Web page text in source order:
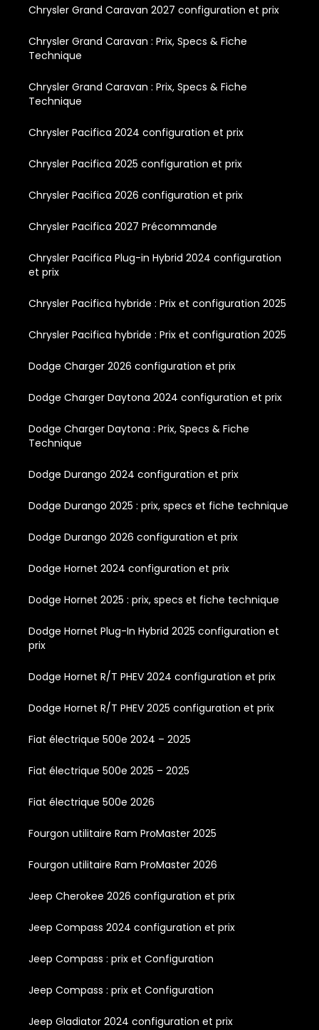
Chrysler Grand Caravan 2027 configuration et prix
Chrysler Grand Caravan : Prix, Specs & Fiche
Technique
Chrysler Grand Caravan : Prix, Specs & Fiche
Technique
Chrysler Pacifica 2024 configuration et prix
Chrysler Pacifica 2025 configuration et prix
Chrysler Pacifica 2026 configuration et prix
Chrysler Pacifica 2027 Précommande
Chrysler Pacifica Plug-in Hybrid 2024 configuration
et prix
Chrysler Pacifica hybride : Prix et configuration 2025
Chrysler Pacifica hybride : Prix et configuration 2025
Dodge Charger 2026 configuration et prix
Dodge Charger Daytona 2024 configuration et prix
Dodge Charger Daytona : Prix, Specs & Fiche
Technique
Dodge Durango 2024 configuration et prix
Dodge Durango 2025 : prix, specs et fiche technique
Dodge Durango 2026 configuration et prix
Dodge Hornet 2024 configuration et prix
Dodge Hornet 2025 : prix, specs et fiche technique
Dodge Hornet Plug-In Hybrid 2025 configuration et
prix
Dodge Hornet R/T PHEV 2024 configuration et prix
Dodge Hornet R/T PHEV 2025 configuration et prix
Fiat électrique 500e 2024 – 2025
Fiat électrique 500e 2025 – 2025
Fiat électrique 500e 2026
Fourgon utilitaire Ram ProMaster 2025
Fourgon utilitaire Ram ProMaster 2026
Jeep Cherokee 2026 configuration et prix
Jeep Compass 2024 configuration et prix
Jeep Compass : prix et Configuration
Jeep Compass : prix et Configuration
Jeep Gladiator 2024 configuration et prix